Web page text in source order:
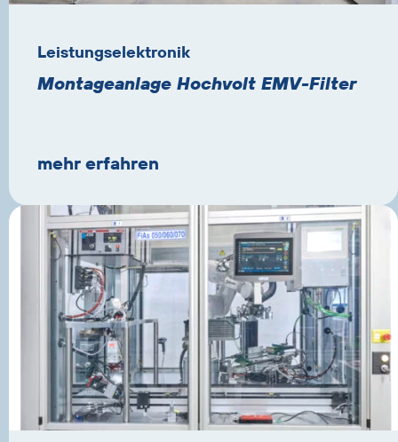
Leistungselektronik
Montageanlage Hochvolt EMV-Filter
mehr erfahren